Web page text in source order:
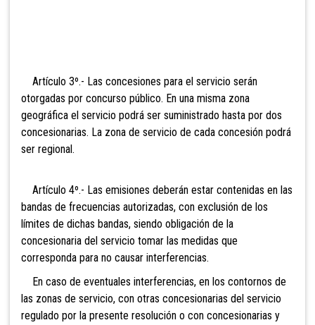
Artículo 3º.- Las concesiones para el servicio serán
otorgadas por concurso público. En una misma zona
geográfica el servicio podrá ser suministrado hasta por dos
concesionarias. La zona de servicio de cada concesión podrá
ser regional.
Artículo 4º.- Las emisiones deberán estar contenidas en las
bandas de frecuencias autorizadas, con exclusión de los
límites de dichas bandas, siendo obligación de la
concesionaria del servicio tomar las medidas que
corresponda para no causar interferencias.
En caso de eventuales interferencias, en los contornos de
las zonas de servicio, con otras concesionarias del servicio
regulado por la presente resolución o con concesionarias y